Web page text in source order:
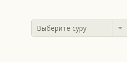
Выберите суру